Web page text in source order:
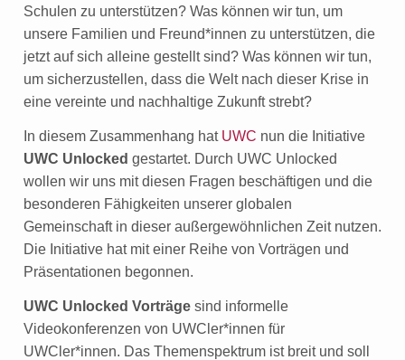
Schulen zu unterstützen? Was können wir tun, um
unsere Familien und Freund*innen zu unterstützen, die
jetzt auf sich alleine gestellt sind? Was können wir tun,
um sicherzustellen, dass die Welt nach dieser Krise in
eine vereinte und nachhaltige Zukunft strebt?
In diesem Zusammenhang hat UWC nun die Initiative
UWC Unlocked gestartet. Durch UWC Unlocked
wollen wir uns mit diesen Fragen beschäftigen und die
besonderen Fähigkeiten unserer globalen
Gemeinschaft in dieser außergewöhnlichen Zeit nutzen.
Die Initiative hat mit einer Reihe von Vorträgen und
Präsentationen begonnen.
UWC Unlocked Vorträgesind informelle
Videokonferenzen von UWCler*innen für
UWCler*innen. Das Themenspektrum ist breit und soll